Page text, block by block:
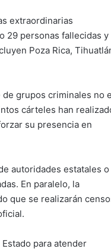
extraordinarias
29 personas fallecidas y
Poza Rica,
grupos criminales no
cárteles han
su presencia en
autoridades estatales o
En paralelo, la
que se realizarán
para atender